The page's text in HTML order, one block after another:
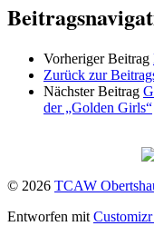
Vorheriger Beitrag
Zurück zur
Nächster Beitrag
der „Golden Girls“
© 2026 TCAW
Entworfen mit